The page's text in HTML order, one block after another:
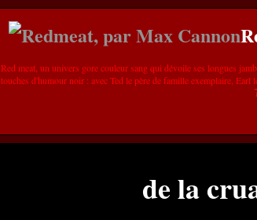
Red meat, un univers gore couleur sang qui dévoile ses longues
touches d'humour noir : avec Ted le père de famille exemplaire,
de la